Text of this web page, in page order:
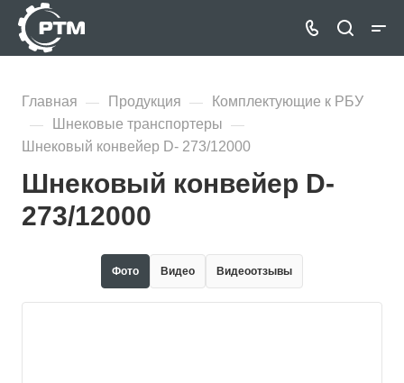
Главная — Продукция —
Комплектующие к РБУ
—
Шнековые транспортеры —
Шнековый конвейер D- 273/12000
Шнековый конвейер D-
273/12000
Фото Видео Видеоотзывы